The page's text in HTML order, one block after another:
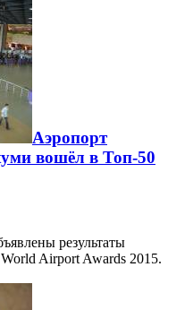
Аэропорт
вошёл в Топ-50
результаты
Airport Awards 2015.